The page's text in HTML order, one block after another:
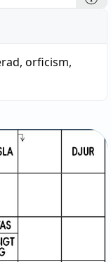
, orficism,